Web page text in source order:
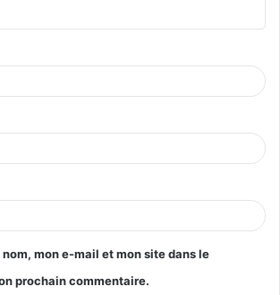
mon e-mail et mon site dans le
prochain commentaire.